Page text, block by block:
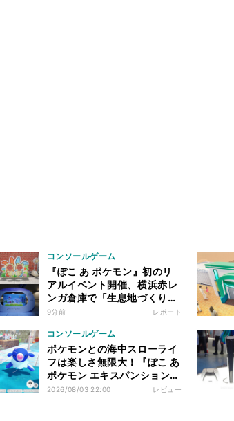
コンソールゲーム
『ぽこ あ ポケモン』初のリ
アルイベント開催、横浜赤レ
ンガ倉庫で「生息地づくり」
を体験してきた
9分前 レポート
コンソールゲーム
ポケモンとの海中スローライ
フは楽しさ無限大！『ぽこ あ
ポケモン エキスパンションパ
ス』を先行プレイ
2026/08/03 22:00 レビュー